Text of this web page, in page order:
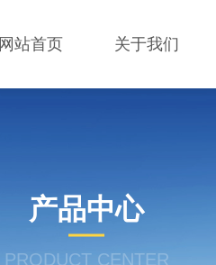
网站首页 关于我们
产品中心
PRODUCT CENTER